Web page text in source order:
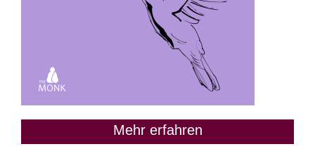
Mehr erfahren